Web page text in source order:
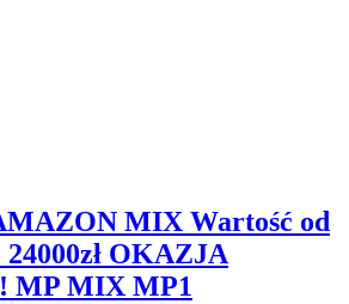
MIX Wartość od
24000zł OKAZJA
MP MIX MP1